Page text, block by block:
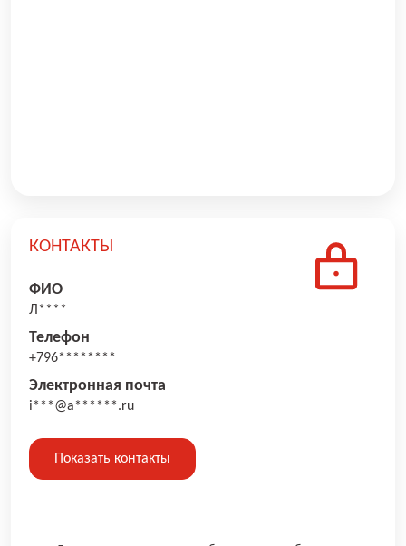
КОНТАКТЫ
ФИО
Л****
Телефон
+796********
Электронная почта
i***@a******.ru
Показать контакты